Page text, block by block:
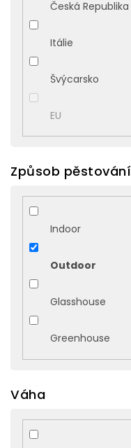
Česká Republika
Itálie
Švýcarsko
EU
Způsob pěstování
Indoor
Outdoor
Glasshouse
Greenhouse
Váha